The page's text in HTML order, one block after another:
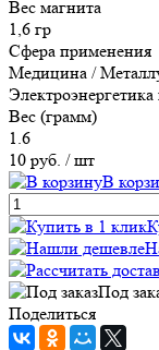
Вес магнита
1,6 гр
Сфера применения
Медицина /
Вес (грамм)
1.6
10 руб. / шт
В
Под
Поделиться